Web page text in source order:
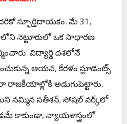
స్ఫూర్తిదాయకం. మే 31,
నెట్టూరులో ఒక సాధారణ
విద్యార్థి దశలోనే
ఆయన, కేరళం స్టూడెంట్స్
అడుగుపెట్టారు.
నమ్మిన సతీశన్, సోషల్ వర్క్‌లో
కాకుండా, న్యాయశాస్త్రంలో